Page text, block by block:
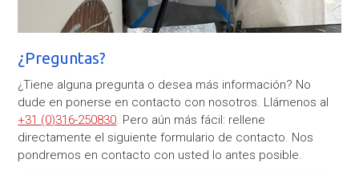
¿Preguntas?
¿Tiene alguna pregunta o desea más información? No
dude en ponerse en contacto con nosotros. Llámenos al
+31 (0)316-250830. Pero aún más fácil: rellene
directamente el siguiente formulario de contacto. Nos
pondremos en contacto con usted lo antes posible.